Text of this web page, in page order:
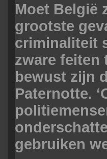
Moet België
grootste
criminaliteit
zware feiten
bewust zijn
Paternotte.
gebruiken